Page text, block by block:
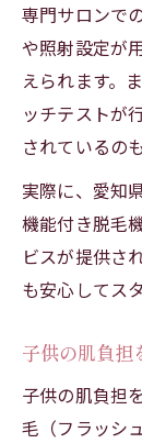
験談
費用や
キッ
費用
け方
お得
初回
費
デメリッ
キッ
日焼
専門サロンで
や照射設定が
えられます。
ッチテストが
されているの
実際に、愛知
機能付き脱毛
ビスが提供さ
も安心してス
子供の肌負担
子供の肌負担
毛（フラッシ